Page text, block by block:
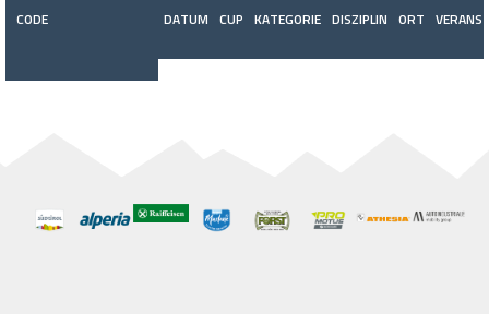
CODE DATUM CUP KATEGORIE DISZIPLIN ORT